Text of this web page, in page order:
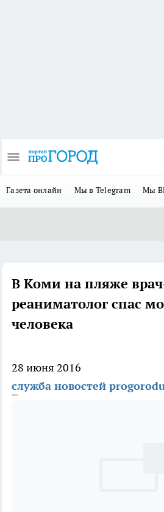
Газета онлайн Мы в Telegram Мы
В Коми на пляже
реаниматолог спас
человека
28 июня 2016
служба новостей